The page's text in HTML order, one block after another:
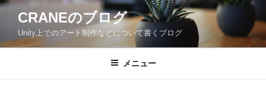
コ
ン
CRANEのブログ
Unity上でのアート制作などについて書くブログ
メニュー